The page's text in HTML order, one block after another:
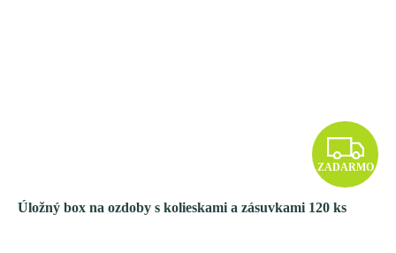
Z
A
ZADARMO
Úložný box na ozdoby s kolieskami a zásuvkami 120 ks